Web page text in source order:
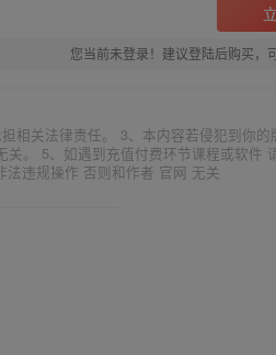
您当前未登录！建议登陆后购买，
相关法律责任。 3、本内容若侵犯到你的
。 5、如遇到充值付费环节课程或软件
违规操作 否则和作者 官网 无关